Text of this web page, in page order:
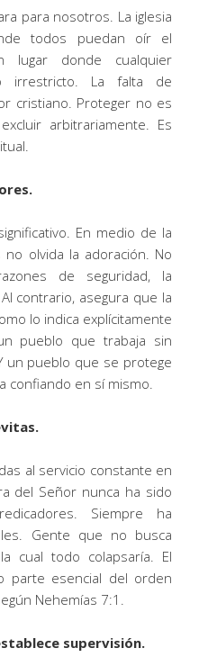
para nosotros. La iglesia
todos puedan oír el
lugar donde cualquier
irrestricto. La falta de
cristiano. Proteger no es
arbitrariamente. Es
En medio de la
no olvida la adoración. No
de seguridad, la
contrario, asegura que la
lo indica explícitamente
pueblo que trabaja sin
un pueblo que se protege
confiando en sí mismo.
al servicio constante en
del Señor nunca ha sido
Siempre ha
Gente que no busca
cual todo colapsaría. El
parte esencial del orden
Nehemías 7:1.
supervisión.